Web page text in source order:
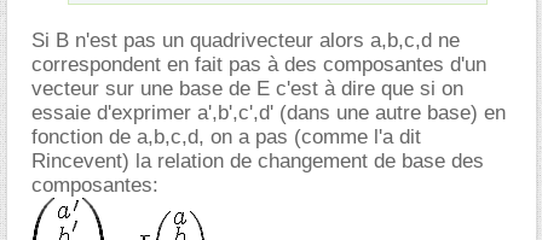
Si B n'est pas un quadrivecteur alors a,b,c,d ne
correspondent en fait pas à des composantes d'un
vecteur sur une base de E c'est à dire que si on
essaie d'exprimer a',b',c',d' (dans une autre base) en
fonction de a,b,c,d, on a pas (comme l'a dit
Rincevent) la relation de changement de base des
composantes: